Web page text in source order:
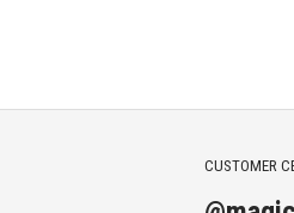
CUSTOMER